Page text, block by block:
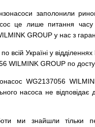
заполонили
це лише питання часу
GROUP у нас з
по всій Україні у відділеннях
WILMINK GROUP по
WG2137056
насоса не відповідає
ми знайшли тільки